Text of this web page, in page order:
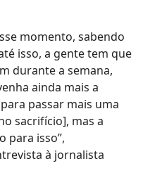
momento, sabendo
isso, a gente tem que
durante a semana,
ainda mais a
passar mais uma
sacrifício], mas a
para isso”,
à jornalista